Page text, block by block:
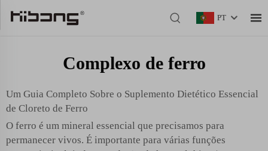
PT
Complexo de ferro
Um Guia Completo Sobre o Suplemento Dietético Essencial
de Cloreto de Ferro
O ferro é um mineral essencial que precisamos para
permanecer vivos. É importante para várias funções